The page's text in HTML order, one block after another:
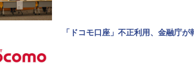
「ドコモ口座」不正利用、金融庁が